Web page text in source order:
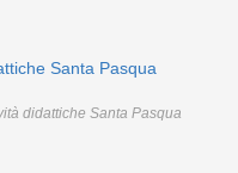
Santa Pasqua
didattiche Santa Pasqua